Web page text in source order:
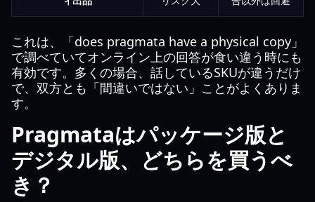
これは、「does pragmata have a physical copy」
で調べていてオンライン上の回答が食い違う時にも
有効です。多くの場合、話しているSKUが違うだけ
で、双方とも「間違いではない」ことがよくありま
す。
Pragmataはパッケージ版と
デジタル版、どちらを買うべ
き？